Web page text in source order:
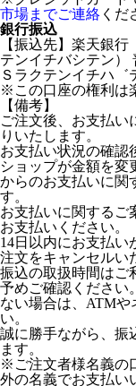
市場までご連絡 くだ
銀行振込
【振込先】楽天銀
テンイチバシテン）
Ｓラクテンイチハ゛
※この口座の権利は
【備考】
ご注文後、お支払い
りいたします。
お支払い状況の確認
ショップが金額を変
からのお支払いに関
す。
お支払いに関するご
お支払いください。
14日以内にお支払い
注文をキャンセルい
振込の取扱時間はご
予めご確認ください
ない場合は、ATMや
い。
誠に勝手ながら、振
ます。
※ご注文者様名義の
外の名義でお支払い